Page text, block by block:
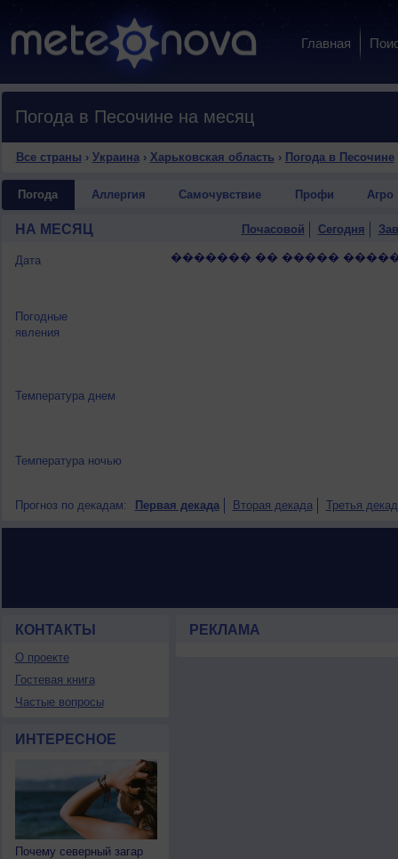
Главная
Погода в Песочине на месяц
Все страны › Украина› Харьковская область › Погода в Песочине
Погода Аллергия Самочувствие Профи Агро
НА МЕСЯЦ Почасовой Сегодня
Дата
Погодные
явления
Температура днем
Температура ночью
������� �� �����
Прогноз по декадам: Первая декада Вторая декада Третья
КОНТАКТЫ
О проекте
Гостевая книга
Частые вопросы
ИНТЕРЕСНОЕ
Почему северный загар
РЕКЛАМА